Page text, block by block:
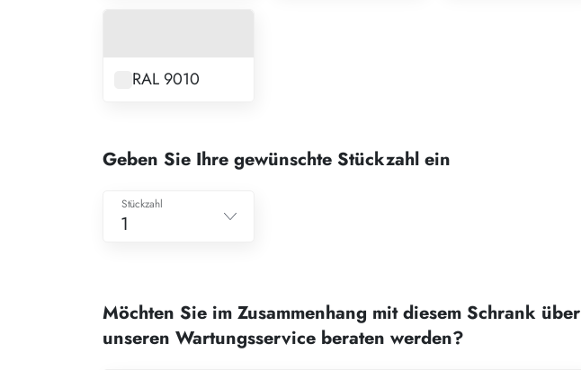
RAL 9010
Geben Sie Ihre gewünschte Stückzahl ein
1
3
4
Stückzahl
Möchten Sie im Zusammenhang mit diesem Schrank über
unseren Wartungsservice beraten werden?